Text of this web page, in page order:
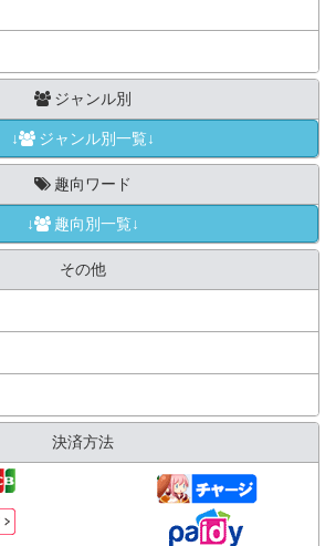
ジャンル別
↓ ジャンル別一覧↓
趣向ワード
↓ 趣向別一覧↓
その他
決済方法